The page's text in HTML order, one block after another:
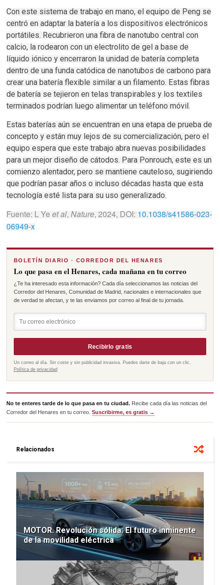
Con este sistema de trabajo en mano, el equipo de Peng se
centró en adaptar la batería a los dispositivos electrónicos
portátiles. Recubrieron una fibra de nanotubo central con
calcio, la rodearon con un electrolito de gel a base de
líquido iónico y encerraron la unidad de batería completa
dentro de una funda catódica de nanotubos de carbono para
crear una batería flexible similar a un filamento. Estas fibras
de batería se tejieron en telas transpirables y los textiles
terminados podrían luego alimentar un teléfono móvil.
Estas baterías aún se encuentran en una etapa de prueba de
concepto y están muy lejos de su comercialización, pero el
equipo espera que este trabajo abra nuevas posibilidades
para un mejor diseño de cátodos. Para Ponrouch, este es un
comienzo alentador, pero se mantiene cauteloso, sugiriendo
que podrían pasar años o incluso décadas hasta que esta
tecnología esté lista para su uso generalizado.
Fuente: L Yeet al, Nature, 2024, DOI: 10.1038/s41586-023-
06949-x
BOLETÍN DIARIO · CORREDOR DEL HENARES
Lo que pasa en el Henares, cada mañana en tu correo
¿Te ha interesado esta información? Cada día seleccionamos las noticias del
Corredor del Henares, Comunidad de Madrid, nacionales e internacionales que
de verdad te afectan, y te las enviamos por correo al final de tu jornada.
Recibirlo gratis
Un correo al día. Sin coste y sin publicidad invasiva. Puedes darte de baja con un clic.
Política de privacidad
No te enteres tarde de lo que pasa en tu ciudad. Recibe cada día las noticias del
Corredor del Henares en tu correo.Suscribirme, es gratis →
Relacionados
MOTOR. Revolución sólida: El futuro inminente
de la movilidad eléctrica